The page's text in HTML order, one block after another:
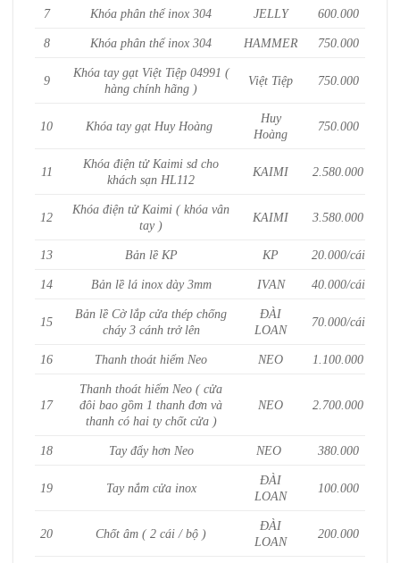
7 Khóa phân thể inox 304 JELLY 600.000
8 Khóa phân thể inox 304 HAMMER 750.000
9
Khóa tay gạt Việt Tiệp 04991 (
hàng chính hãng )
Việt Tiệp 750.000
10 Khóa tay gạt Huy Hoàng
Huy
Hoàng
750.000
11
Khóa điện tử Kaimi sd cho
khách sạn HL112
KAIMI 2.580.000
12
Khóa điện tử Kaimi ( khóa vân
tay )
KAIMI 3.580.000
13 Bản lề KP KP 20.000/cái
14 Bản lề lá inox dày 3mm IVAN 40.000/cái
15
Bản lề Cờ lắp cửa thép chống
cháy 3 cánh trở lên
ĐÀI
LOAN
70.000/cái
16 Thanh thoát hiểm Neo NEO 1.100.000
17
Thanh thoát hiểm Neo ( cửa
đôi bao gồm 1 thanh đơn và
thanh có hai ty chốt cửa )
NEO 2.700.000
18 Tay đẩy hơn Neo NEO 380.000
19 Tay nắm cửa inox
ĐÀI
LOAN
100.000
20 Chốt âm ( 2 cái / bộ )
ĐÀI
LOAN
200.000